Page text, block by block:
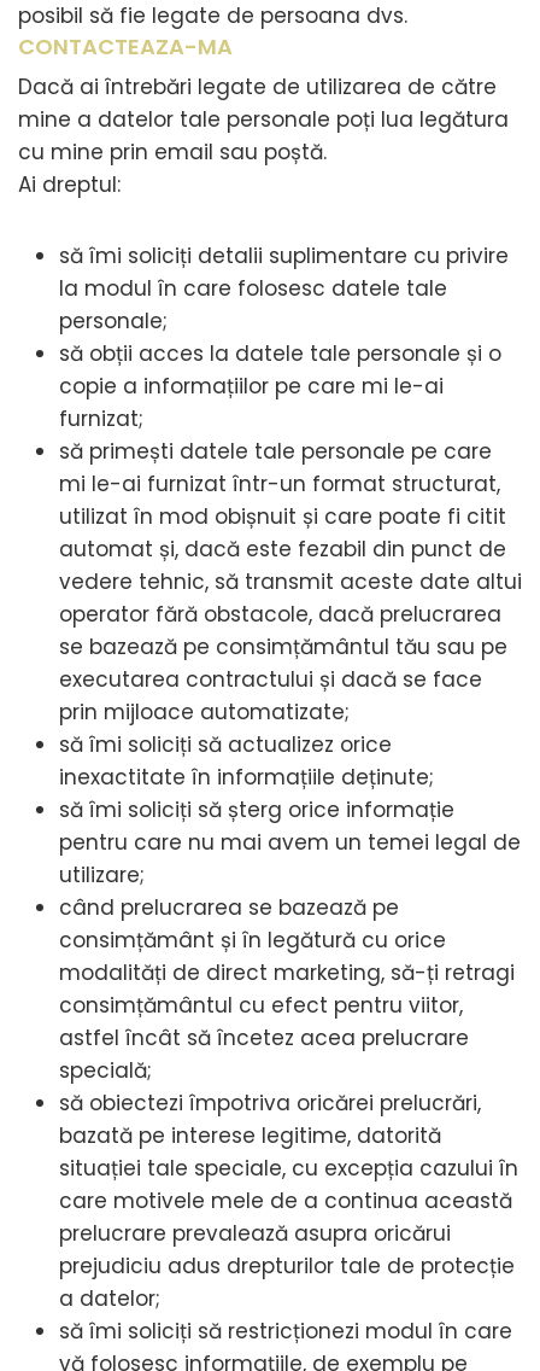
posibil să fie legate de persoana dvs.
CONTACTEAZA-MA
Dacă ai întrebări legate de utilizarea de către
mine a datelor tale personale poți lua legătura
cu mine prin email sau poștă.
Ai dreptul:
să îmi soliciți detalii suplimentare cu privire
la modul în care folosesc datele tale
personale;
să obții acces la datele tale personale și o
copie a informațiilor pe care mi le-ai
furnizat;
să primești datele tale personale pe care
mi le-ai furnizat într-un format structurat,
utilizat în mod obișnuit și care poate fi citit
automat și, dacă este fezabil din punct de
vedere tehnic, să transmit aceste date altui
operator fără obstacole, dacă prelucrarea
se bazează pe consimțământul tău sau pe
executarea contractului și dacă se face
prin mijloace automatizate;
să îmi soliciți să actualizez orice
inexactitate în informațiile deținute;
să îmi soliciți să șterg orice informație
pentru care nu mai avem un temei legal de
utilizare;
când prelucrarea se bazează pe
consimțământ și în legătură cu orice
modalități de direct marketing, să-ți retragi
consimțământul cu efect pentru viitor,
astfel încât să încetez acea prelucrare
specială;
să obiectezi împotriva oricărei prelucrări,
bazată pe interese legitime, datorită
situației tale speciale, cu excepția cazului în
care motivele mele de a continua această
prelucrare prevalează asupra oricărui
prejudiciu adus drepturilor tale de protecție
a datelor;
să îmi soliciți să restricționezi modul în care
vă folosesc informațiile, de exemplu pe